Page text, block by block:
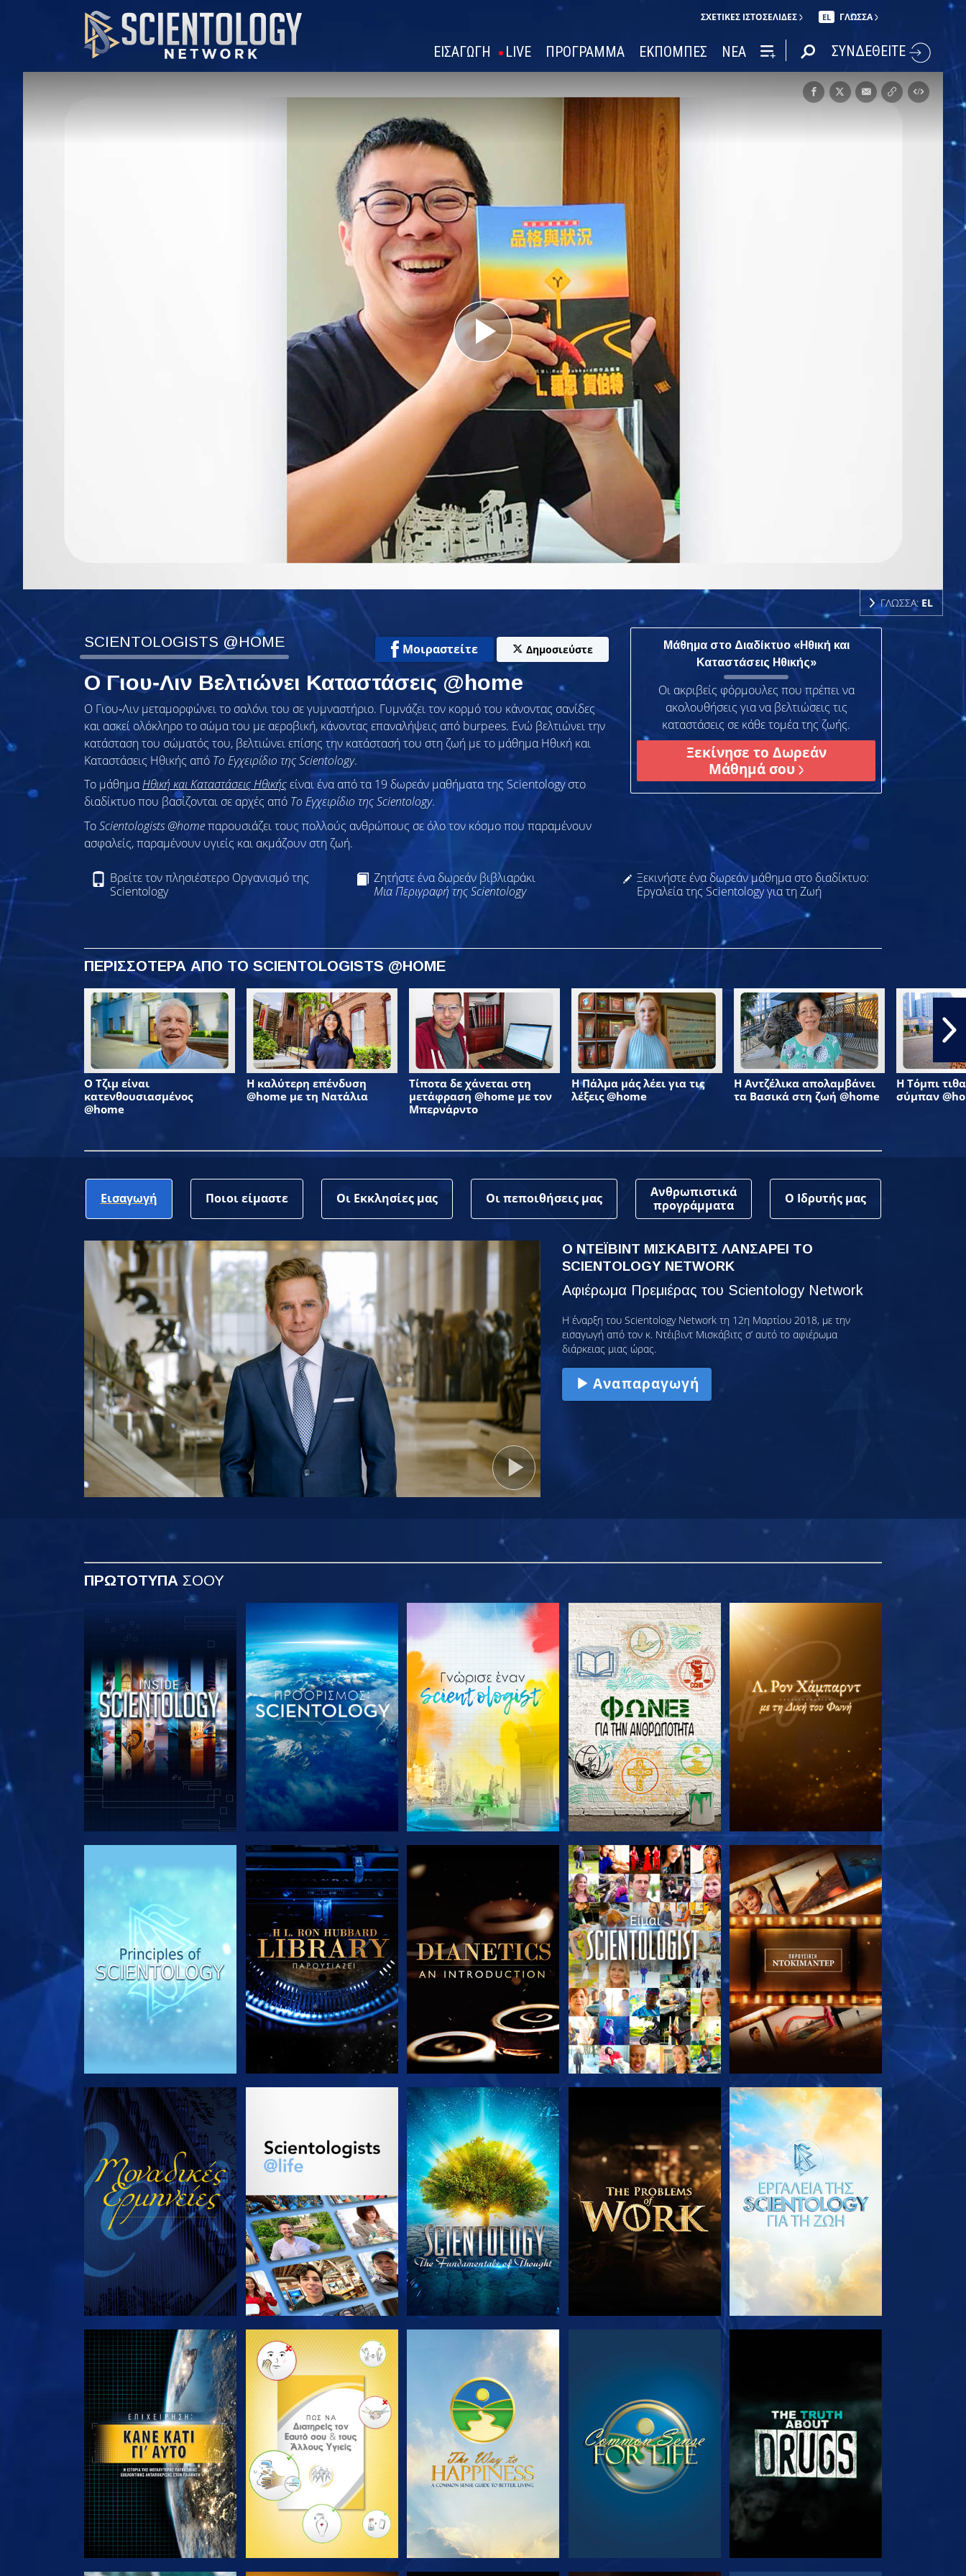
ΣΧΕΤΙΚΈΣ ΙΣΤΟΣΕΛΊΔΕΣ EL ΓΛΩΣΣΑ
ΕΙΣΑΓΩΓΗ LIVE ΠΡΟΓΡΑΜΜΑ ΕΚΠΟΜΠΕΣ ΝΕΑ ΣΥΝΔΕΘΕΙΤΕ
Play
Video
ΓΛΩΣΣΑ: EL
SCIENTOLOGISTS @HOME Μοιραστείτε Δημοσιεύστε
Ο Γιου‑Λιν Βελτιώνει Καταστάσεις @home
Ο Γιου‑Λιν μεταμορφώνει το σαλόνι του σε γυμναστήριο. Γυμνάζει τον κορμό του κάνοντας σανίδες
και ασκεί ολόκληρο το σώμα του με αεροβική, κάνοντας επαναλήψεις από burpees. Ενώ βελτιώνει την
κατάσταση του σώματός του, βελτιώνει επίσης την κατάστασή του στη ζωή με το μάθημαΗθική και
Καταστάσεις Ηθικής από Το Εγχειρίδιο της Scientology.
Το μάθημαΗθική και Καταστάσεις Ηθικήςείναι ένα από τα 19 δωρεάν μαθήματα της Scientology στο
διαδίκτυο που βασίζονται σε αρχές από Το Εγχειρίδιο της Scientology.
ToScientologists @homeπαρουσιάζει τους πολλούς ανθρώπους σε όλο τον κόσμο που παραμένουν
ασφαλείς, παραμένουν υγιείς και ακμάζουν στη ζωή.
Μάθημα στο Διαδίκτυο «Ηθική και
Καταστάσεις Ηθικής»
Οι ακριβείς φόρμουλες που πρέπει να
ακολουθήσεις για να βελτιώσεις τις
καταστάσεις σε κάθε τομέα της ζωής.
Ξεκίνησε το Δωρεάν
Μάθημά σου
Βρείτε τον πλησιέστερο Οργανισμό της
Scientology
Ζητήστε ένα δωρεάν βιβλιαράκι
Μια Περιγραφή της Scientology
Ξεκινήστε ένα δωρεάν μάθημα στο διαδίκτυο:
Εργαλεία της Scientology για τη Ζωή
ΠΕΡΙΣΣΟΤΕΡΑ ΑΠΟ ΤΟ SCIENTOLOGISTS @HOME
Ο Τζιμ είναι
κατενθουσιασμένος
@home
Η καλύτερη επένδυση
@home με τη Νατάλια
Τίποτα δε χάνεται στη
μετάφραση @home με τον
Μπερνάρντο
Η Πάλμα μάς λέει για τις
λέξεις @home
Η Αντζέλικα απολαμβάνει
τα Βασικά στη ζωή @home
Η Τόμπι
σύμπαν
Εισαγωγή Ποιοι είμαστε Οι Εκκλησίες μας Οι πεποιθήσεις μας
Ανθρωπιστικά
προγράμματα
Ο Ιδρυτής μας
Ο ΝΤΕΪΒΙΝΤ ΜΙΣΚΑΒΙΤΣ ΛΑΝΣΑΡΕΙ ΤΟ
SCIENTOLOGY NETWORK
Αφιέρωμα Πρεμιέρας του Scientology Network
Η έναρξη του Scientology Network τη 12η Μαρτίου 2018, με την
εισαγωγή από τον κ. Ντέιβιντ Μισκάβιτς σ’ αυτό το αφιέρωμα
διάρκειας μιας ώρας.
Αναπαραγωγή
ΠΡΩΤΟΤΥΠΑ ΣΟΟΥ
ΕΞΕΡΕΥΝΗΣΤΕ ΤΗ ΣΕΙΡΑ ΕΞΕΡΕΥΝΗΣΤΕ ΤΗ ΣΕΙΡΑ ΕΞΕΡΕΥΝΗΣΤΕ ΤΗ ΣΕΙΡΑ ΕΞΕΡΕΥΝΗΣΤΕ ΤΗ ΣΕΙΡΑ ΕΞΕΡΕΥΝΗΣΤΕ ΤΗ ΣΕΙΡΑ
ΠΑΡΑΚΟΛΟΥΘΗΣΤΕ ΠΑΡΑΚΟΛΟΥΘΗΣΤΕ ΕΞΕΡΕΥΝΗΣΤΕ ΤΗ ΣΕΙΡΑ ΕΞΕΡΕΥΝΗΣΤΕ ΤΗ ΣΕΙΡΑ
ΕΞΕΡΕΥΝΗΣΤΕ ΤΗ ΣΕΙΡΑ ΕΞΕΡΕΥΝΗΣΤΕ ΤΗ ΣΕΙΡΑ